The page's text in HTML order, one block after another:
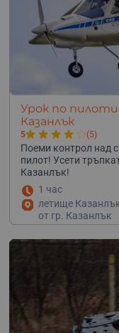
Урок по
Казанлък
5 (5)
Поеми контрол над
пилот! Усети
Казанлък!
1 час
летище
от гр. Казанлък